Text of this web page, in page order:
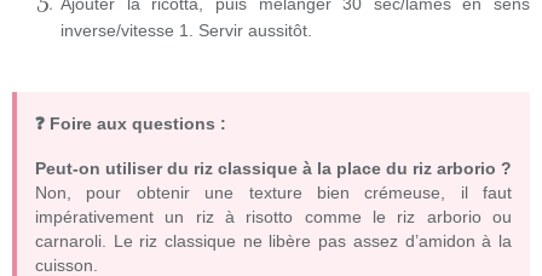
inverse/vitesse 1. Servir aussitôt.
❓ Foire aux questions :
Peut-on utiliser du riz classique à la place du riz arborio ?
Non, pour obtenir une texture bien crémeuse, il faut
impérativement un riz à risotto comme le riz arborio ou
carnaroli. Le riz classique ne libère pas assez d’amidon à la
cuisson.